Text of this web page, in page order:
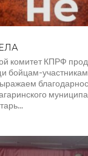
комитет КПРФ
бойцам-